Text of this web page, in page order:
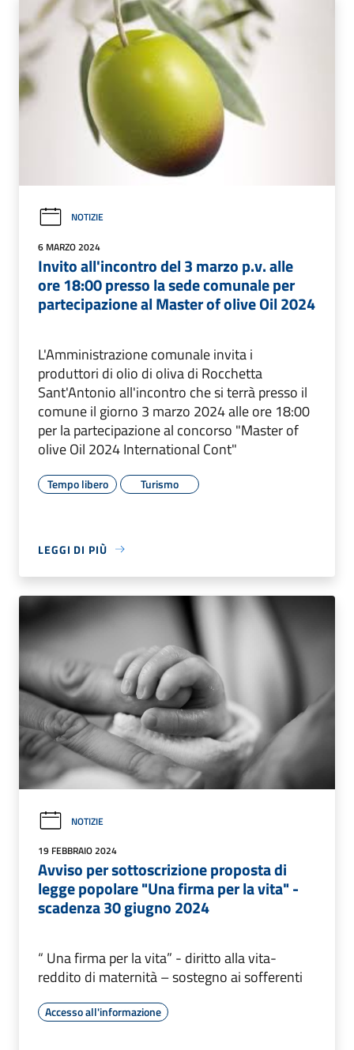
NOTIZIE
6 MARZO 2024
Invito all'incontro del 3 marzo p.v. alle
ore 18:00 presso la sede comunale per
partecipazione al Master of olive Oil 2024
L'Amministrazione comunale invita i
produttori di olio di oliva di Rocchetta
Sant'Antonio all'incontro che si terrà presso il
comune il giorno 3 marzo 2024 alle ore 18:00
per la partecipazione al concorso "Master of
olive Oil 2024 International Cont"
Tempo libero Turismo
LEGGI DI PIÙ
NOTIZIE
19 FEBBRAIO 2024
Avviso per sottoscrizione proposta di
legge popolare "Una firma per la vita" -
scadenza 30 giugno 2024
“ Una firma per la vita” - diritto alla vita-
reddito di maternità – sostegno ai sofferenti
Accesso all'informazione